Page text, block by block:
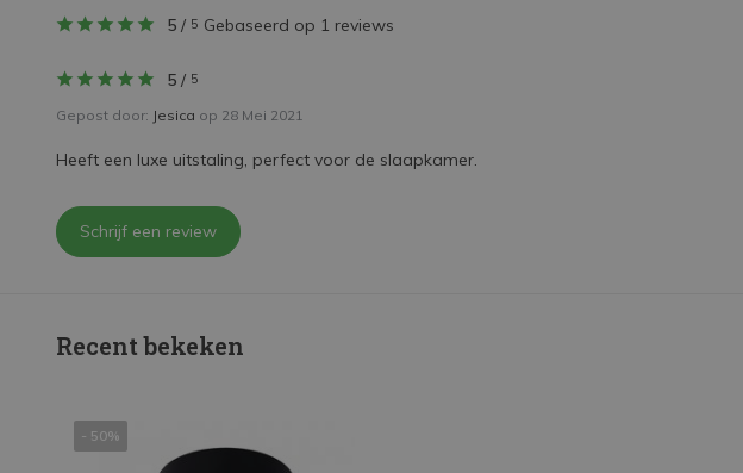
5 / 5 Gebaseerd op 1 reviews
5 / 5
Gepost door: Jesica op 28 Mei 2021
Heeft een luxe uitstaling, perfect voor de slaapkamer.
Schrijf een review
Recent bekeken
- 50%